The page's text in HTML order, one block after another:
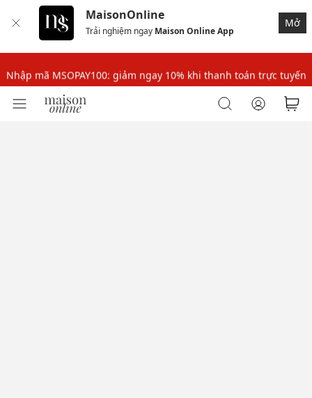
MaisonOnline
Trải nghiệm ngay Maison Online App
Mở
Nhập mã MSOPAY100: giảm ngay 10% khi thanh toán trực tuyến
Nhập mã: MSOXINCHAO - Giảm 10% đơn đầu cho thành viên mới!
Nhập mã MSOPAY100: giảm ngay 10% khi thanh toán trực tuyến
Nhập mã: MSOXINCHAO - Giảm 10% đơn đầu cho thành viên mới!